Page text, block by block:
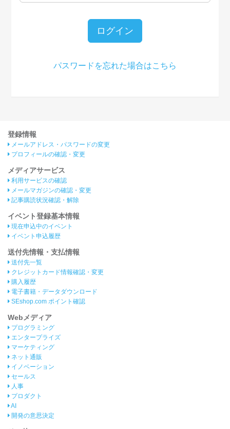
ログイン
パスワードを忘れた場合はこちら
登録情報
メールアドレス・パスワードの変更
プロフィールの確認・変更
メディアサービス
利用サービスの確認
メールマガジンの確認・変更
記事購読状況確認・解除
イベント登録基本情報
現在申込中のイベント
イベント申込履歴
送付先情報・支払情報
送付先一覧
クレジットカード情報確認・変更
購入履歴
電子書籍・データダウンロード
SEshop.com ポイント確認
Webメディア
プログラミング
エンタープライズ
マーケティング
ネット通販
イノベーション
セールス
人事
プロダクト
AI
開発の意思決定